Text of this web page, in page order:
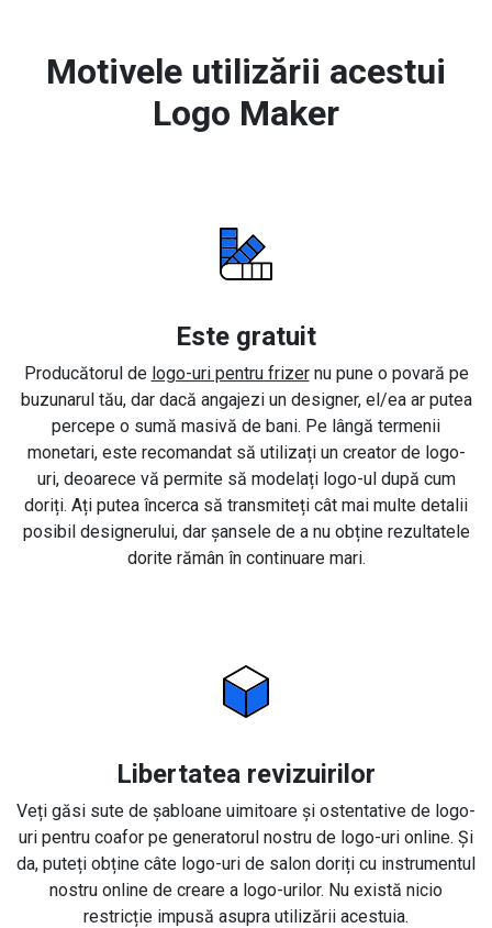
Motivele utilizării acestui
Logo Maker
Este gratuit
Producătorul de logo-uri pentru frizernu pune o povară pe
buzunarul tău, dar dacă angajezi un designer, el/ea ar putea
percepe o sumă masivă de bani. Pe lângă termenii
monetari, este recomandat să utilizați un creator de logo-
uri, deoarece vă permite să modelați logo-ul după cum
doriți. Ați putea încerca să transmiteți cât mai multe detalii
posibil designerului, dar șansele de a nu obține rezultatele
dorite rămân în continuare mari.
Libertatea revizuirilor
Veți găsi sute de șabloane uimitoare și ostentative de logo-
uri pentru coafor pe generatorul nostru de logo-uri online. Și
da, puteți obține câte logo-uri de salon doriți cu instrumentul
nostru online de creare a logo-urilor. Nu există nicio
restricție impusă asupra utilizării acestuia.